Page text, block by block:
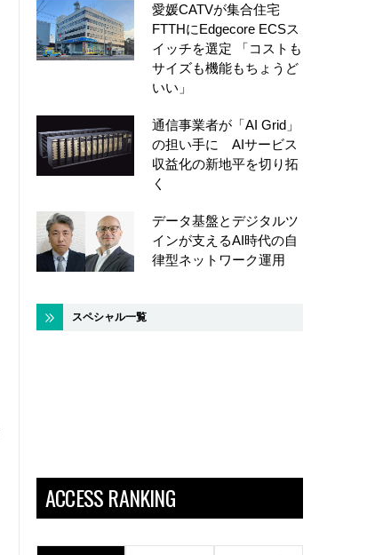
愛媛CATVが集合住宅
FTTHにEdgecore ECSス
イッチを選定 「コストも
サイズも機能もちょうど
いい」
通信事業者が「AI Grid」
の担い手に AIサービス
収益化の新地平を切り拓
く
データ基盤とデジタルツ
インが支えるAI時代の自
律型ネットワーク運用
スペシャル一覧
ACCESS RANKING